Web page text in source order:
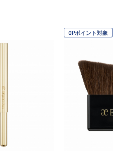
OPポイント対象